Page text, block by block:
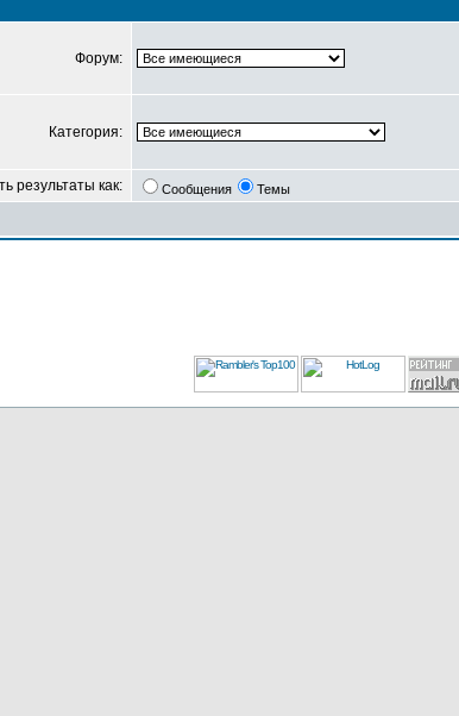
Форум:
Категория:
результаты как: Сообщения Темы